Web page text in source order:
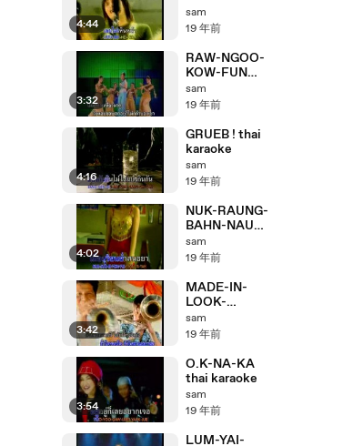
4:44
karaoke
sam
19 年前
3:32
RAW-NGOO-
KOW-FUN
thai karaoke
sam
19 年前
4:16
GRUEB ! thai
karaoke
sam
19 年前
4:02
NUK-RAUNG-
BAHN-NAUK
thai karaoke
sam
19 年前
3:42
MADE-IN-
LOOK-
TOONG thai
karaoke
sam
19 年前
3:54
O.K-NA-KA
thai karaoke
sam
19 年前
LUM-YAI-